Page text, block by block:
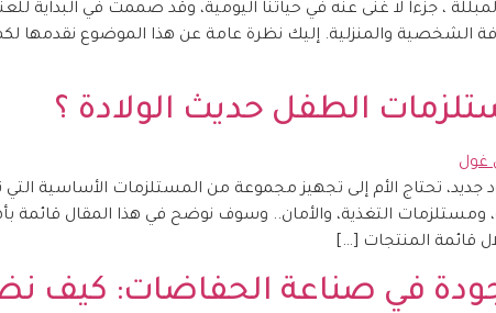
، جزءاً لا غنى عنه في حياتنا اليومية، وقد صممت في البداية
الشخصية والمنزلية. إليك نظرة عامة عن هذا الموضوع نقدمها
الطفل حديث الولادة ؟
جديد، تحتاج الأم إلى تجهيز مجموعة من المستلزمات الأساسية
ومستلزمات التغذية، والأمان.. وسوف نوضح في هذا المقال
قائمة المنتجات […]
في صناعة الحفاضات: كيف